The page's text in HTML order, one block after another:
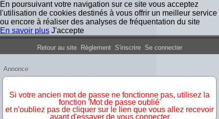
En poursuivant votre navigation sur ce site vous acceptez
l'utilisation de cookies destinés à vous offrir un meilleur service
ou encore à réaliser des analyses de fréquentation du site
En savoir plus J'accepte
Forum Iron Maiden France
Retour au site Règlement S'inscrire Se connecter
Annonce
Si votre ancien mot de passe ne fonctionne pas, utilisez la
fonction 'Mot de passe oublié'
et n'oubliez pas de cliquer sur le lien que vous allez recevoir
avant d'essayer de vous connecter